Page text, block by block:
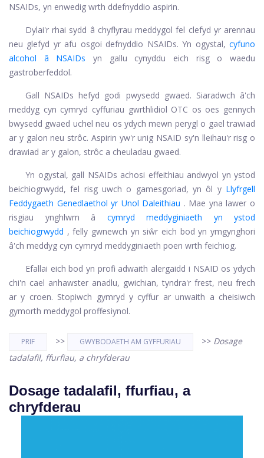
NSAIDs, yn enwedig wrth ddefnyddio aspirin.
Dylai'r rhai sydd â chyflyrau meddygol fel clefyd yr arennau
neu glefyd yr afu osgoi defnyddio NSAIDs. Yn ogystal, cyfuno
alcohol â NSAIDs yn gallu cynyddu eich risg o waedu
gastroberfeddol.
Gall NSAIDs hefyd godi pwysedd gwaed. Siaradwch â'ch
meddyg cyn cymryd cyffuriau gwrthlidiol OTC os oes gennych
bwysedd gwaed uchel neu os ydych mewn perygl o gael trawiad
ar y galon neu strôc. Aspirin yw'r unig NSAID sy'n lleihau'r risg o
drawiad ar y galon, strôc a cheuladau gwaed.
Yn ogystal, gall NSAIDs achosi effeithiau andwyol yn ystod
beichiogrwydd, fel risg uwch o gamesgoriad, yn ôl y Llyfrgell
Feddygaeth Genedlaethol yr Unol Daleithiau . Mae yna lawer o
risgiau ynghlwm â cymryd meddyginiaeth yn ystod
beichiogrwydd , felly gwnewch yn siŵr eich bod yn ymgynghori
â'ch meddyg cyn cymryd meddyginiaeth poen wrth feichiog.
Efallai eich bod yn profi adwaith alergaidd i NSAID os ydych
chi'n cael anhawster anadlu, gwichian, tyndra'r frest, neu frech
ar y croen. Stopiwch gymryd y cyffur ar unwaith a cheisiwch
gymorth meddygol proffesiynol.
PRIF >> GWYBODAETH AM GYFFURIAU >> Dosage
tadalafil, ffurfiau, a chryfderau
Dosage tadalafil, ffurfiau, a
chryfderau